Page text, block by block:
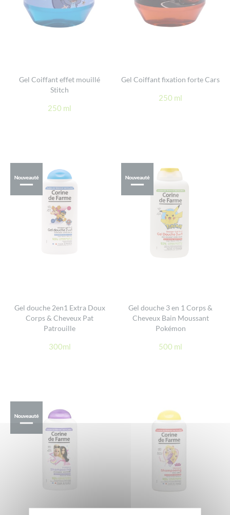
Gel Coiffant effet mouillé
Stitch
250 ml
Gel Coiffant fixation forte Cars
250 ml
Gel douche 2en1 Extra Doux
Corps & Cheveux Pat
Patrouille
300ml
Gel douche 3 en 1 Corps &
Cheveux Bain Moussant
Pokémon
500 ml